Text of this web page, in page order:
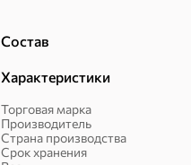
Состав
Характеристики
Торговая марка
Производитель
Страна производства
Срок хранения